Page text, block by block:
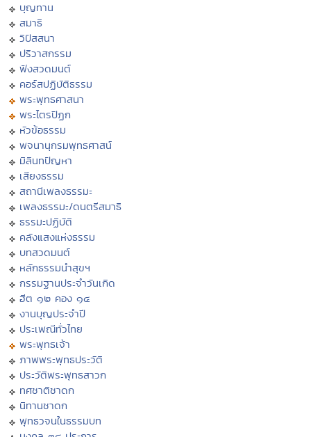
บุญทาน
สมาธิ
วิปัสสนา
ปริวาสกรรม
ฟังสวดมนต์
คอร์สปฏิบัติธรรม
พระพุทธศาสนา
พระไตรปิฏก
หัวข้อธรรม
พจนานุกรมพุทธศาสน์
มิลินทปัญหา
เสียงธรรม
สถานีเพลงธรรมะ
เพลงธรรมะ/ดนตรีสมาธิ
ธรรมะปฏิบัติ
คลังแสงแห่งธรรม
บทสวดมนต์
หลักธรรมนำสุขฯ
กรรมฐานประจำวันเกิด
ฮีต ๑๒ คอง ๑๔
งานบุญประจำปี
ประเพณีทั่วไทย
พระพุทธเจ้า
ภาพพระพุทธประวัติ
ประวัติพระพุทธสาวก
ทศชาติชาดก
นิทานชาดก
พุทธวจนในธรรมบท